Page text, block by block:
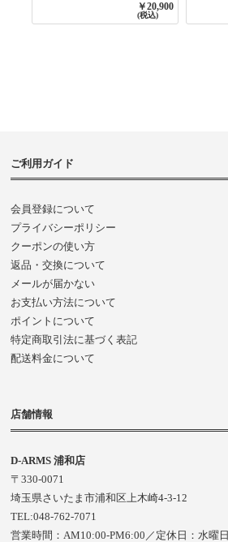
￥20,900
(税込)
ご利用ガイド
会員登録について
プライバシーポリシー
クーポンの使い方
返品・交換について
メールが届かない
お支払い方法について
ポイントについて
特定商取引法に基づく表記
配送料金について
店舗情報
D-ARMS 浦和店
〒330-0071
埼玉県さいたま市浦和区上木崎4-3-12
TEL:048-762-7071
営業時間：AM10:00-PM6:00／定休日：水曜日